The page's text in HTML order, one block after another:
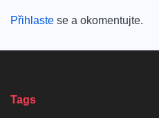
Přihlaste se a okomentujte.
Tags